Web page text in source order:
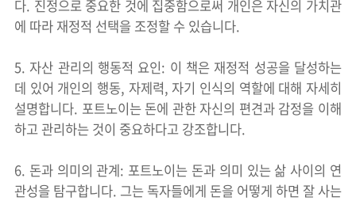
다. 진정으로 중요한 것에 집중함으로써 개인은 자신의 가치관
에 따라 재정적 선택을 조정할 수 있습니다.
5. 자산 관리의 행동적 요인: 이 책은 재정적 성공을 달성하는
데 있어 개인의 행동, 자제력, 자기 인식의 역할에 대해 자세히
설명합니다. 포트노이는 돈에 관한 자신의 편견과 감정을 이해
하고 관리하는 것이 중요하다고 강조합니다.
6. 돈과 의미의 관계: 포트노이는 돈과 의미 있는 삶 사이의 연
관성을 탐구합니다. 그는 독자들에게 돈을 어떻게 하면 잘 사는